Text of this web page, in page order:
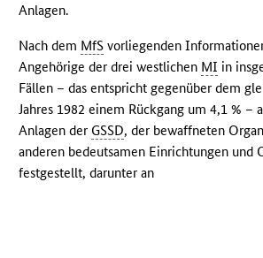
Anlagen.
Nach dem MfS vorliegenden
Angehörige der drei westlichen MI in
Fällen – das entspricht gegenüber dem
Jahres 1982 einem Rückgang um 4,1 % –
Anlagen der GSSD, der bewaffneten
anderen bedeutsamen Einrichtungen und
festgestellt, darunter an